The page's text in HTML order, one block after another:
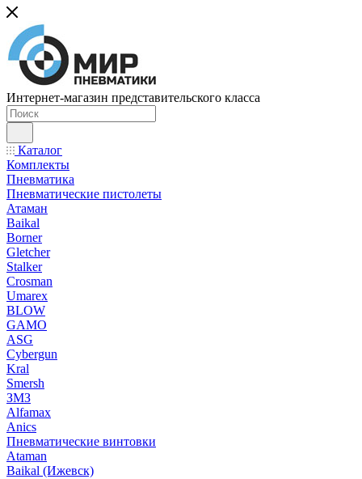
Интернет-магазин представительского класса
Каталог
Комплекты
Пневматика
Пневматические пистолеты
Атаман
Baikal
Borner
Gletcher
Stalker
Crosman
Umarex
BLOW
GAMO
ASG
Cybergun
Kral
Smersh
ЗМЗ
Alfamax
Anics
Пневматические винтовки
Ataman
Baikal (Ижевск)